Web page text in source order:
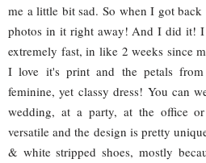
me a little bit sad. So when I got
photos in it right away! And I did it! I
extremely fast, in like 2 weeks since
I love it's print and the petals
feminine, yet classy dress! You can
wedding, at a party, at the office
versatile and the design is pretty
& white stripped shoes, mostly